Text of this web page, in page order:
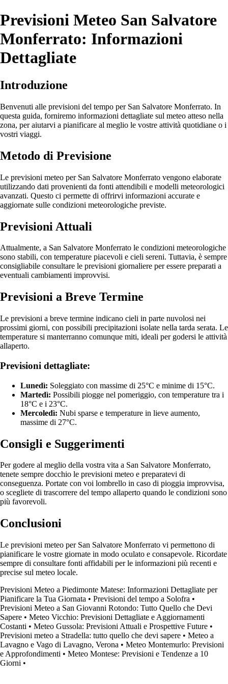
Previsioni Meteo San Salvatore
Monferrato: Informazioni
Dettagliate
Introduzione
Benvenuti alle previsioni del tempo per San Salvatore Monferrato. In
questa guida, forniremo informazioni dettagliate sul meteo atteso nella
zona, per aiutarvi a pianificare al meglio le vostre attività quotidiane o i
vostri viaggi.
Metodo di Previsione
Le previsioni meteo per San Salvatore Monferrato vengono elaborate
utilizzando dati provenienti da fonti attendibili e modelli meteorologici
avanzati. Questo ci permette di offrirvi informazioni accurate e
aggiornate sulle condizioni meteorologiche previste.
Previsioni Attuali
Attualmente, a San Salvatore Monferrato le condizioni meteorologiche
sono stabili, con temperature piacevoli e cieli sereni. Tuttavia, è sempre
consigliabile consultare le previsioni giornaliere per essere preparati a
eventuali cambiamenti improvvisi.
Previsioni a Breve Termine
Le previsioni a breve termine indicano cieli in parte nuvolosi nei
prossimi giorni, con possibili precipitazioni isolate nella tarda serata. Le
temperature si manterranno comunque miti, ideali per godersi le attività
allaperto.
Previsioni dettagliate:
Lunedì: Soleggiato con massime di 25°C e minime di 15°C.
Martedì: Possibili piogge nel pomeriggio, con temperature tra i
18°C e i 23°C.
Mercoledì: Nubi sparse e temperature in lieve aumento,
massime di 27°C.
Consigli e Suggerimenti
Per godere al meglio della vostra vita a San Salvatore Monferrato,
tenete sempre docchio le previsioni meteo e preparatevi di
conseguenza. Portate con voi lombrello in caso di pioggia improvvisa,
o scegliete di trascorrere del tempo allaperto quando le condizioni sono
più favorevoli.
Conclusioni
Le previsioni meteo per San Salvatore Monferrato vi permettono di
pianificare le vostre giornate in modo oculato e consapevole. Ricordate
sempre di consultare fonti affidabili per le informazioni più recenti e
precise sul meteo locale.
Previsioni Meteo a Piedimonte Matese: Informazioni Dettagliate per
Pianificare la Tua Giornata • Previsioni del tempo a Solofra •
Previsioni Meteo a San Giovanni Rotondo: Tutto Quello che Devi
Sapere • Meteo Vicchio: Previsioni Dettagliate e Aggiornamenti
Costanti • Meteo Gussola: Previsioni Attuali e Prospettive Future •
Previsioni meteo a Stradella: tutto quello che devi sapere • Meteo a
Lavagno e Vago di Lavagno, Verona • Meteo Montemurlo: Previsioni
e Approfondimenti • Meteo Montese: Previsioni e Tendenze a 10
Giorni •